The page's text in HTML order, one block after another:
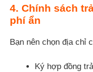
4. Chính sách
phí ẩn
Bạn nên chọn địa chỉ
Ký hợp đồng